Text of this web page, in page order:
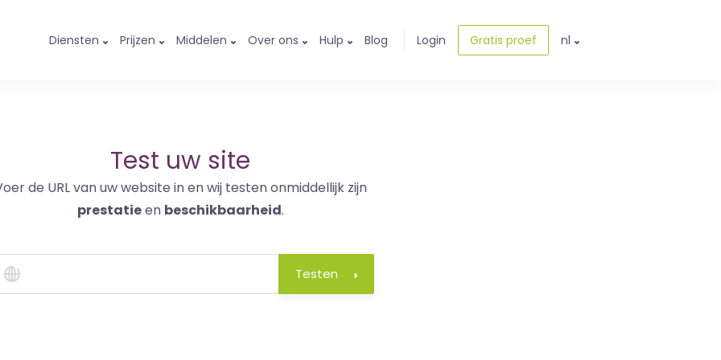
Diensten Prijzen Middelen Over ons Hulp Blog Login Gratis proef nl
Test uw site
de URL van uw website in en wij testen onmiddellijk zijn
prestatieen beschikbaarheid.
Testen